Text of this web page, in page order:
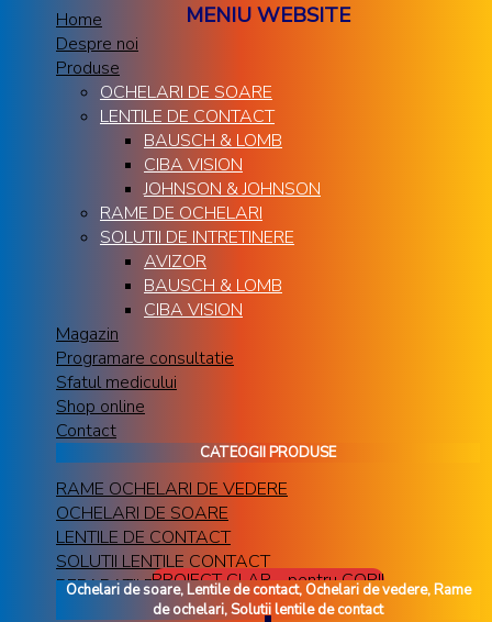
MENIU WEBSITE
Home
Despre noi
Produse
OCHELARI DE SOARE
LENTILE DE CONTACT
BAUSCH & LOMB
CIBA VISION
JOHNSON & JOHNSON
RAME DE OCHELARI
SOLUTII DE INTRETINERE
AVIZOR
BAUSCH & LOMB
CIBA VISION
Magazin
Programare consultatie
Sfatul medicului
Shop online
Contact
CATEOGII PRODUSE
RAME OCHELARI DE VEDERE
OCHELARI DE SOARE
LENTILE DE CONTACT
SOLUTII LENTILE CONTACT
REPARATII RAME OCHELARI
PROIECT CLAR - pentru COPII
Ochelari de soare, Lentile de contact, Ochelari de vedere, Rame
de ochelari, Solutii lentile de contact